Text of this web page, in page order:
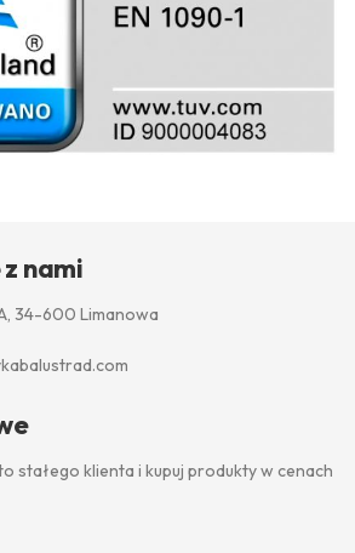
nami
34-600 Limanowa
stałego klienta i kupuj produkty w cenach